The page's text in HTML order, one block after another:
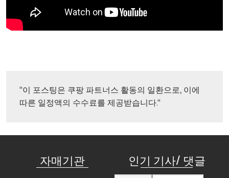
"이 포스팅은 쿠팡 파트너스 활동의 일환으로, 이에
따른 일정액의 수수료를 제공받습니다."
자매기관 인기 기사/ 댓글